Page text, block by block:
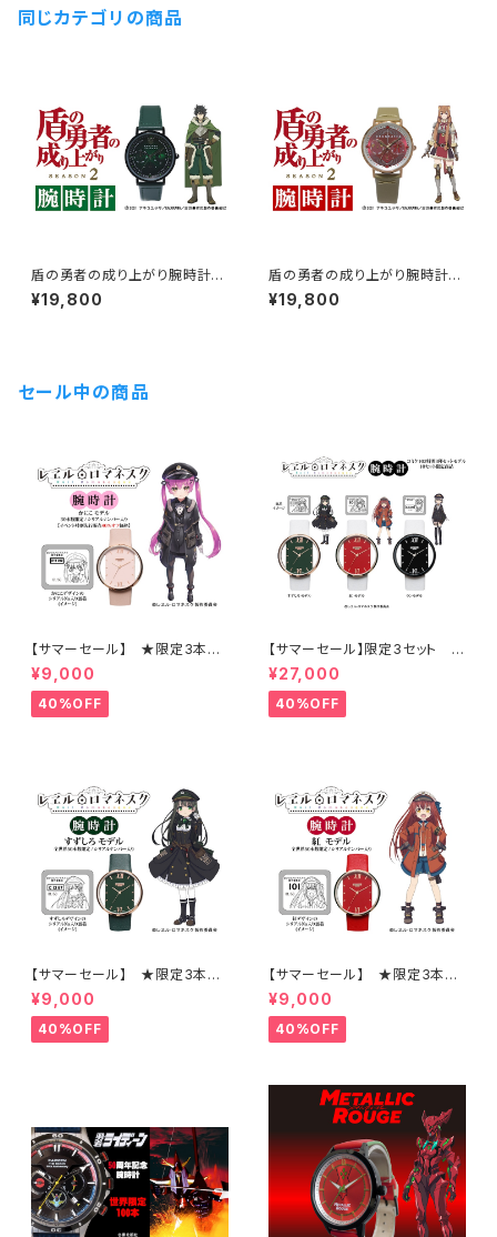
同じカテゴリの商品
盾の勇者の成り上がり腕時計
岩谷尚文モデル 価格18,000
円＋税（19,800円）
¥19,800
盾の勇者の成り上がり腕時計
ラフタリアモデル 価格18,000
円＋税（19,800円）
¥19,800
セール中の商品
【サマーセール】 ★限定3本
レヱル・ロマネスク2 かにこ腕時
計 / 特別販売 シリアルナンバ
ー入り
¥9,000
40%OFF
【サマーセール】限定3セット ★
特別商品 レヱル・ロマネスク 腕
時計 3本セット / シリアルナンバ
ー入り
¥27,000
40%OFF
【サマーセール】 ★限定3本
レヱル・ロマネスク 腕時計 すず
しろモデル
¥9,000
40%OFF
【サマーセール】 ★限定3本
レヱル・ロマネスク 腕時計 紅モ
デル
¥9,000
40%OFF